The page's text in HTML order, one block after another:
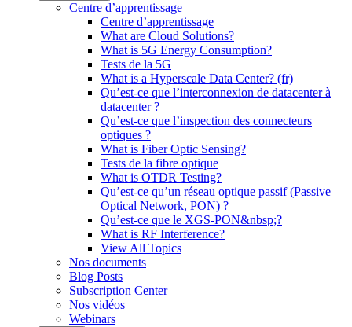
Centre d’apprentissage
Centre d’apprentissage
What are Cloud Solutions?
What is 5G Energy Consumption?
Tests de la 5G
What is a Hyperscale Data Center? (fr)
Qu’est-ce que l’interconnexion de datacenter à
datacenter ?
Qu’est-ce que l’inspection des connecteurs
optiques ?
What is Fiber Optic Sensing?
Tests de la fibre optique
What is OTDR Testing?
Qu’est-ce qu’un réseau optique passif (Passive
Optical Network, PON) ?
Qu’est-ce que le XGS-PON&nbsp;?
What is RF Interference?
View All Topics
Nos documents
Blog Posts
Subscription Center
Nos vidéos
Webinars